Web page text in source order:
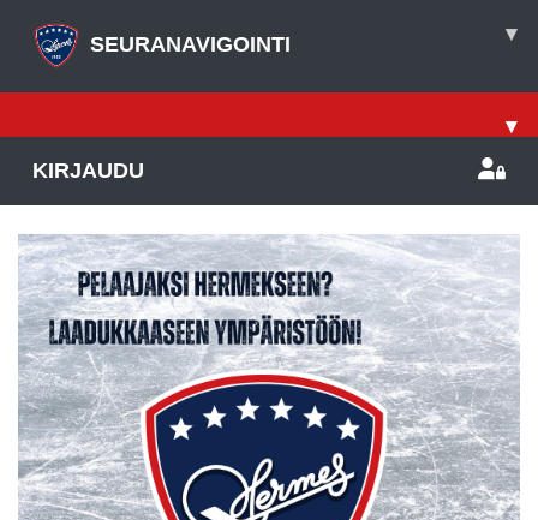
SEURANAVIGOINTI ▾
▾
KIRJAUDU